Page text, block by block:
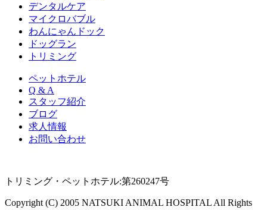
デンタルケア
マイクロバブル
わんにゃんドック
ドッグラン
トリミング
ペットホテル
Q & A
スタッフ紹介
ブログ
求人情報
お問い合わせ
トリミング・ペットホテル:第260247号
Copyright (C) 2005 NATSUKI ANIMAL HOSPITAL All Rights